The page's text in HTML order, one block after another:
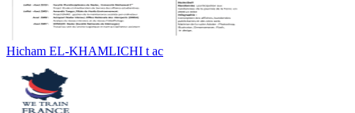
Hicham EL-KHAMLICHI t ac